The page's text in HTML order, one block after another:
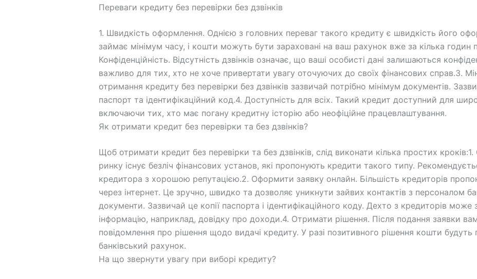
Переваги кредиту без перевірки без дзвінків
1. Швидкість оформлення. Однією з головних переваг такого кредиту є швидкість його
займає мінімум часу, і кошти можуть бути зараховані на ваш рахунок вже за кілька годин
Конфіденційність. Відсутність дзвінків означає, що ваші особисті дані залишаються
важливо для тих, хто не хоче привертати увагу оточуючих до своїх фінансових справ.3.
отримання кредиту без перевірки без дзвінків зазвичай потрібно мінімум документів.
паспорт та ідентифікаційний код.4. Доступність для всіх. Такий кредит доступний для
включаючи тих, хто має погану кредитну історію або неофіційне працевлаштування.
Як отримати кредит без перевірки та без дзвінків?
Щоб отримати кредит без перевірки та без дзвінків, слід виконати кілька простих
ринку існує безліч фінансових установ, які пропонують кредити такого типу.
кредитора з хорошою репутацією.2. Оформити заявку онлайн. Більшість кредиторів
через інтернет. Це зручно, швидко та дозволяє уникнути зайвих контактів з персоналом
документи. Зазвичай це копії паспорта і ідентифікаційного коду. Дехто з кредиторів
інформацію, наприклад, довідку про доходи.4. Отримати рішення. Після подання заявки
повідомлення про рішення щодо видачі кредиту. У разі позитивного рішення кошти будуть
банківський рахунок.
На що звернути увагу при виборі кредиту?